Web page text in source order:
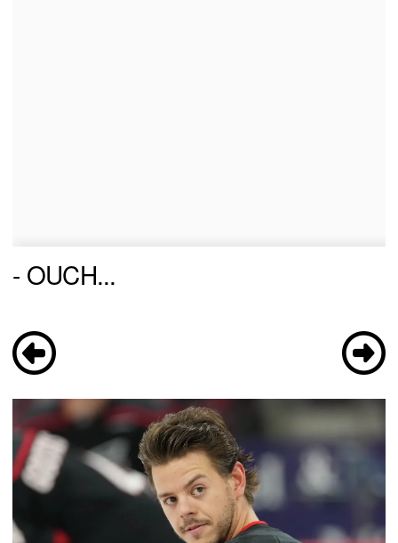
- OUCH...